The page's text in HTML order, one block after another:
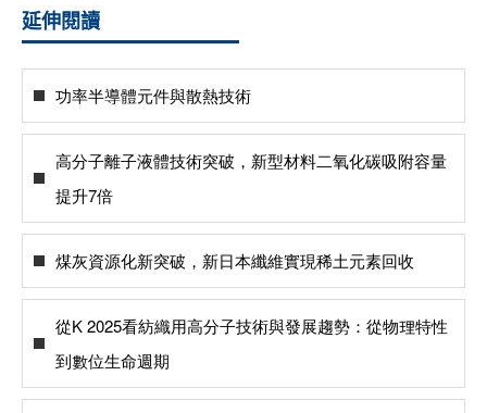
延伸閱讀
功率半導體元件與散熱技術
高分子離子液體技術突破，新型材料二氧化碳吸附容量
提升7倍
煤灰資源化新突破，新日本纖維實現稀土元素回收
從K 2025看紡織用高分子技術與發展趨勢：從物理特性
到數位生命週期